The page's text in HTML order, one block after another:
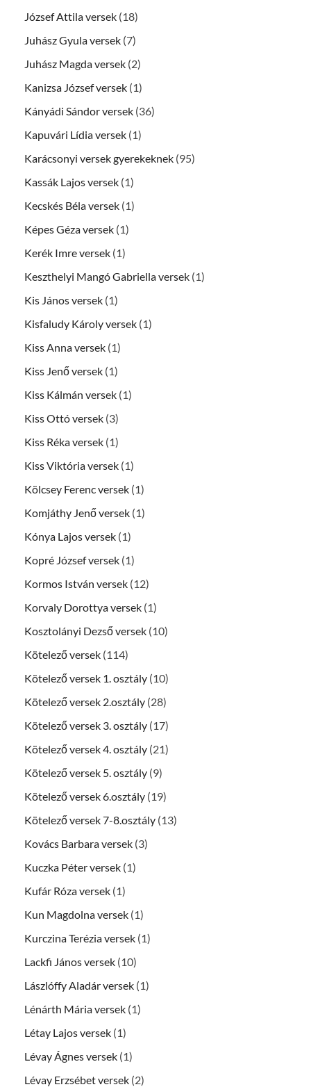
József Attila versek (18)
Juhász Gyula versek (7)
Juhász Magda versek (2)
Kanizsa József versek (1)
Kányádi Sándor versek (36)
Kapuvári Lídia versek (1)
Karácsonyi versek gyerekeknek (95)
Kassák Lajos versek (1)
Kecskés Béla versek (1)
Képes Géza versek (1)
Kerék Imre versek (1)
Keszthelyi Mangó Gabriella versek (1)
Kis János versek (1)
Kisfaludy Károly versek (1)
Kiss Anna versek (1)
Kiss Jenő versek (1)
Kiss Kálmán versek (1)
Kiss Ottó versek (3)
Kiss Réka versek (1)
Kiss Viktória versek (1)
Kölcsey Ferenc versek (1)
Komjáthy Jenő versek (1)
Kónya Lajos versek (1)
Kopré József versek (1)
Kormos István versek (12)
Korvaly Dorottya versek (1)
Kosztolányi Dezső versek (10)
Kötelező versek (114)
Kötelező versek 1. osztály (10)
Kötelező versek 2.osztály (28)
Kötelező versek 3. osztály (17)
Kötelező versek 4. osztály (21)
Kötelező versek 5. osztály (9)
Kötelező versek 6.osztály (19)
Kötelező versek 7-8.osztály (13)
Kovács Barbara versek (3)
Kuczka Péter versek (1)
Kufár Róza versek (1)
Kun Magdolna versek (1)
Kurczina Terézia versek (1)
Lackfi János versek (10)
Lászlóffy Aladár versek (1)
Lénárth Mária versek (1)
Létay Lajos versek (1)
Lévay Ágnes versek (1)
Lévay Erzsébet versek (2)